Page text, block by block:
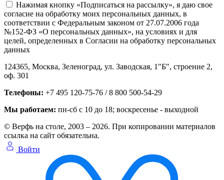
Нажимая кнопку «Подписаться на рассылку», я даю свое
согласие на обработку моих персональных данных, в
соответствии с Федеральным законом от 27.07.2006 года
№152-ФЗ «О персональных данных», на условиях и для
целей, определенных в Согласии на обработку персональных
данных
124365, Москва, Зеленоград, ул. Заводская, 1"Б", строение 2,
оф. 301
Телефоны: +7 495 120-75-76 / 8 800 500-54-29
Мы работаем: пн-сб с 10 до 18; воскресенье - выходной
© Верфь на столе, 2003 – 2026. При копировании материалов
ссылка на сайт обязательна.
Войти